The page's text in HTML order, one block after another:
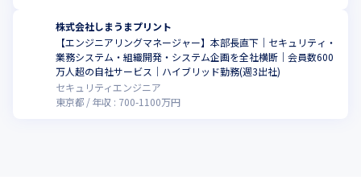
株式会社しまうまプリント
【エンジニアリングマネージャー】本部長直下｜セキュリティ・
業務システム・組織開発・システム企画を全社横断｜会員数600
万人超の自社サービス｜ハイブリッド勤務(週3出社)
セキュリティエンジニア
東京都
年収 : 700-1100万円